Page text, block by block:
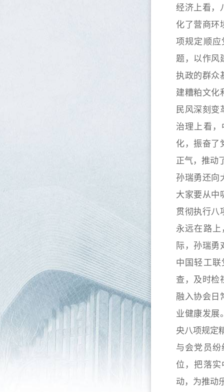
经济上看，
化了营商环
项规定顺
题，以作风
执政的群众
建糟粕文化
民风深刻变
治理上看
化，振奋了
正气，推动
孙瑞勇还向
大家要从中
贯彻执行八
永远在路
际，孙瑞勇
中国轻工
查，及时检
融入协会日
业健康发展
央八项规定
与会党员
位，把落
动，为推动